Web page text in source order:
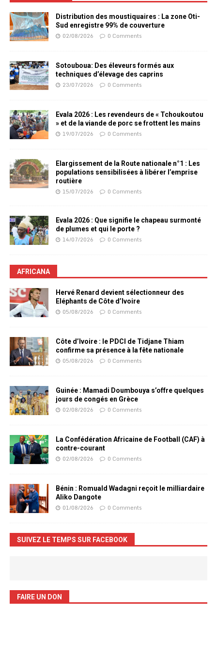
Distribution des moustiquaires : La zone Oti-
Sud enregistre 99% de couverture
02/08/2026 0 Comments
Sotouboua: Des éleveurs formés aux
techniques d’élevage des caprins
23/07/2026 0 Comments
Evala 2026 : Les revendeurs de « Tchoukoutou
» et de la viande de porc se frottent les mains
19/07/2026 0 Comments
Elargissement de la Route nationale n°1 : Les
populations sensibilisées à libérer l’emprise
routière
15/07/2026 0 Comments
Evala 2026 : Que signifie le chapeau surmonté
de plumes et qui le porte ?
14/07/2026 0 Comments
AFRICANA
Hervé Renard devient sélectionneur des
Eléphants de Côte d’Ivoire
05/08/2026 0 Comments
Côte d’Ivoire : le PDCI de Tidjane Thiam
confirme sa présence à la fête nationale
05/08/2026 0 Comments
Guinée : Mamadi Doumbouya s’offre quelques
jours de congés en Grèce
02/08/2026 0 Comments
La Confédération Africaine de Football (CAF) à
contre-courant
02/08/2026 0 Comments
Bénin : Romuald Wadagni reçoit le milliardaire
Aliko Dangote
01/08/2026 0 Comments
SUIVEZ LE TEMPS SUR FACEBOOK
FAIRE UN DON